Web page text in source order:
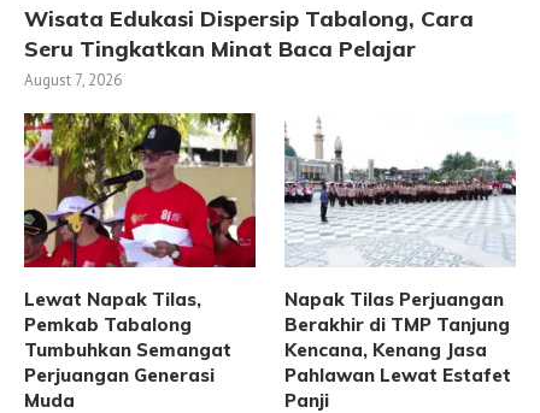
Wisata Edukasi Dispersip Tabalong, Cara
Seru Tingkatkan Minat Baca Pelajar
August 7, 2026
Lewat Napak Tilas,
Pemkab Tabalong
Tumbuhkan Semangat
Perjuangan Generasi
Muda
Napak Tilas Perjuangan
Berakhir di TMP Tanjung
Kencana, Kenang Jasa
Pahlawan Lewat Estafet
Panji